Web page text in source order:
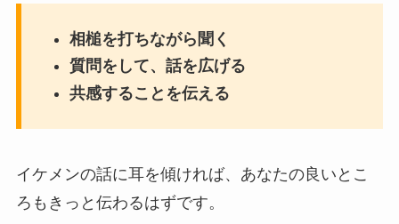
相槌を打ちながら聞く
質問をして、話を広げる
共感することを伝える
イケメンの話に耳を傾ければ、あなたの良いとこ
ろもきっと伝わるはずです。